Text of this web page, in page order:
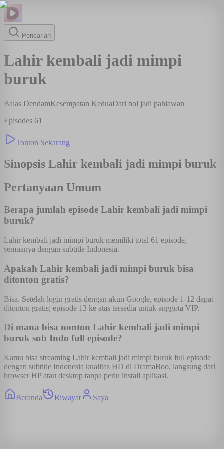
Pencarian
Lahir kembali jadi mimpi
buruk
Balas DendamKesempatan KeduaDari nol jadi pahlawan
Episodes 61
Tonton Sekarang
Sinopsis Lahir kembali jadi mimpi buruk
Pertanyaan Umum
Berapa jumlah episode Lahir kembali jadi mimpi
buruk?
Lahir kembali jadi mimpi buruk memiliki total 61 episode,
semuanya dengan subtitle Indonesia.
Apakah Lahir kembali jadi mimpi buruk bisa
ditonton gratis?
Bisa. Setelah login gratis dengan akun Google, episode 1-12 dapat
ditonton gratis; episode 13 ke atas tersedia untuk anggota VIP.
Di mana bisa nonton Lahir kembali jadi mimpi
buruk sub Indo full episode?
Kamu bisa streaming Lahir kembali jadi mimpi buruk full episode
dengan subtitle Indonesia kualitas HD di DramaBoo, langsung dari
browser HP atau desktop tanpa perlu install aplikasi.
Beranda Riwayat Saya